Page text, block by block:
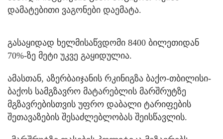
დამატებითი ვაგონები დაემატა.
გასაყიდად ხელმისაწვდომი 8400 ბილეთიდან
70%-ზე მეტი უკვე გაყიდულია.
ამასთან, აზერბაიჯანის რკინიგზა ბაქო-თბილისი-
ბაქოს სამგზავრო მატარებლის მარშრუტზე
მგზავრებისთვის უფრო დაბალი ტარიფების
შეთავაზების შესაძლებლობას შეისწავლის.